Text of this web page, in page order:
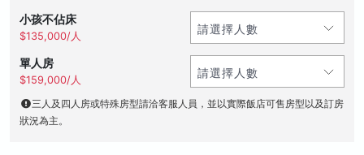
小孩不佔床
$135,000/人
單人房
$159,000/人
三人及四人房或特殊房型請洽客服人員，並以實際飯店可售房型以及訂房
狀況為主。